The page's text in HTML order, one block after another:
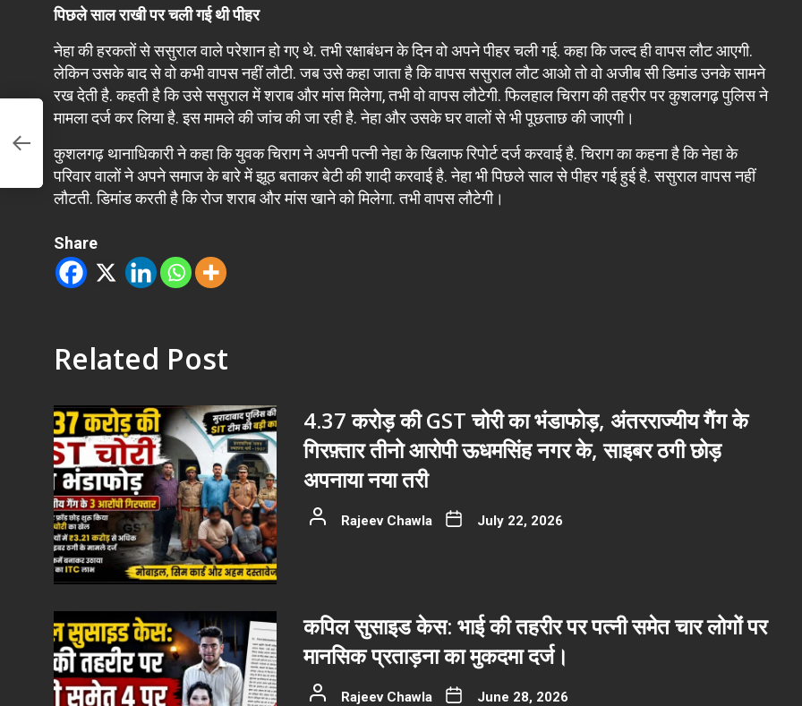
पिछले साल राखी पर चली गई थी पीहर
नेहा की हरकतों से ससुराल वाले परेशान हो गए थे. तभी रक्षाबंधन के दिन वो अपने पीहर चली गई. कहा कि जल्द ही वापस लौट आएगी.
लेकिन उसके बाद से वो कभी वापस नहीं लौटी. जब उसे कहा जाता है कि वापस ससुराल लौट आओ तो वो अजीब सी डिमांड उनके सामने
रख देती है. कहती है कि उसे ससुराल में शराब और मांस मिलेगा, तभी वो वापस लौटेगी. फिलहाल चिराग की तहरीर पर कुशलगढ़ पुलिस ने
मामला दर्ज कर लिया है. इस मामले की जांच की जा रही है. नेहा और उसके घर वालों से भी पूछताछ की जाएगी।
कुशलगढ़ थानाधिकारी ने कहा कि युवक चिराग ने अपनी पत्नी नेहा के खिलाफ रिपोर्ट दर्ज करवाई है. चिराग का कहना है कि नेहा के
परिवार वालों ने अपने समाज के बारे में झूठ बताकर बेटी की शादी करवाई है. नेहा भी पिछले साल से पीहर गई हुई है. ससुराल वापस नहीं
लौटती. डिमांड करती है कि रोज शराब और मांस खाने को मिलेगा. तभी वापस लौटेगी।
Share
Related Post
4.37 करोड़ की GST चोरी का भंडाफोड़, अंतरराज्यीय गैंग के
गिरफ़्तार तीनो आरोपी ऊधमसिंह नगर के, साइबर ठगी छोड़
अपनाया नया तरी
Rajeev Chawla July 22, 2026
कपिल सुसाइड केस: भाई की तहरीर पर पत्नी समेत चार लोगों पर
मानसिक प्रताड़ना का मुकदमा दर्ज।
Rajeev Chawla June 28, 2026